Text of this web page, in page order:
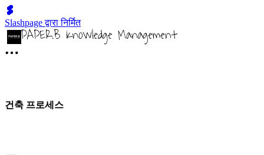
Slashpage द्वारा निर्मित
건축 프로세스